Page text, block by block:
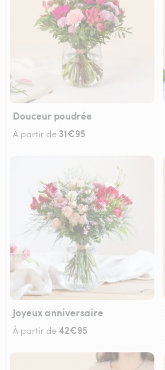
Douceur poudrée
À partir de 31€95
Joyeux anniversaire
À partir de42€95